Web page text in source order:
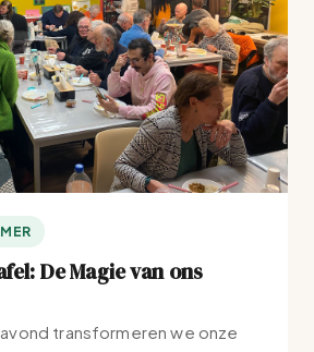
De Magie van ons
transformeren we onze